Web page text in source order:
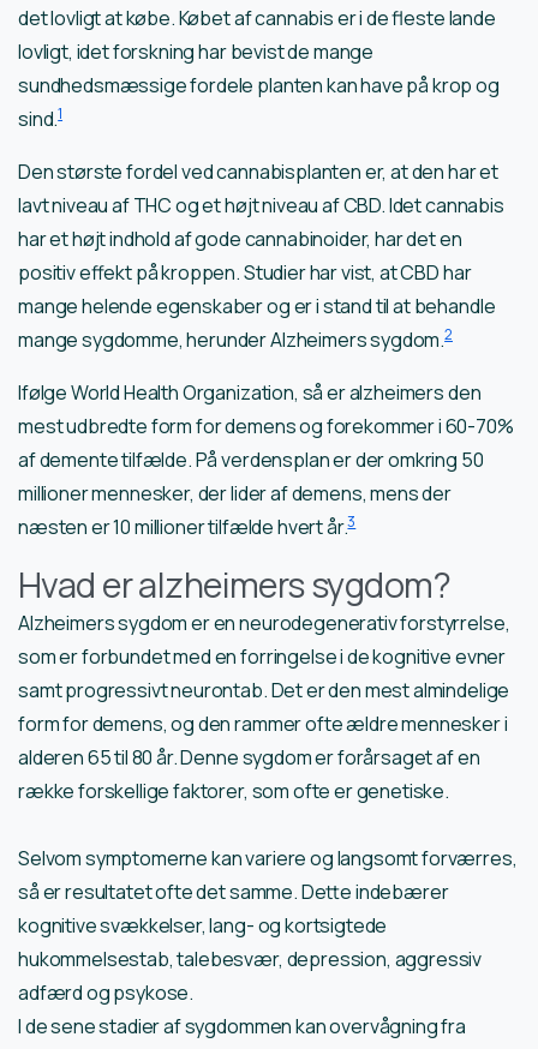
det lovligt at købe. Købet af cannabis er i de fleste lande
lovligt, idet forskning har bevist de mange
sundhedsmæssige fordele planten kan have på krop og
sind.1
Den største fordel ved cannabisplanten er, at den har et
lavt niveau af THC og et højt niveau af CBD. Idet cannabis
har et højt indhold af gode cannabinoider, har det en
positiv effekt på kroppen. Studier har vist, at CBD har
mange helende egenskaber og er i stand til at behandle
mange sygdomme, herunder Alzheimers sygdom.2
Ifølge World Health Organization, så er alzheimers den
mest udbredte form for demens og forekommer i 60-70%
af demente tilfælde. På verdensplan er der omkring 50
millioner mennesker, der lider af demens, mens der
næsten er 10 millioner tilfælde hvert år.3
Hvad er alzheimers sygdom?
Alzheimers sygdom er en neurodegenerativ forstyrrelse,
som er forbundet med en forringelse i de kognitive evner
samt progressivt neurontab. Det er den mest almindelige
form for demens, og den rammer ofte ældre mennesker i
alderen 65 til 80 år. Denne sygdom er forårsaget af en
række forskellige faktorer, som ofte er genetiske.
Selvom symptomerne kan variere og langsomt forværres,
så er resultatet ofte det samme. Dette indebærer
kognitive svækkelser, lang- og kortsigtede
hukommelsestab, talebesvær, depression, aggressiv
adfærd og psykose.
I de sene stadier af sygdommen kan overvågning fra